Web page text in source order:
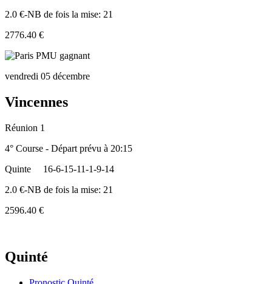
2.0 €-NB de fois la mise: 21
2776.40 €
vendredi 05 décembre
Vincennes
Réunion 1
4° Course - Départ prévu à 20:15
Quinte
16-6-15-11-1-9-14
2.0 €-NB de fois la mise: 21
2596.40 €
Quinté